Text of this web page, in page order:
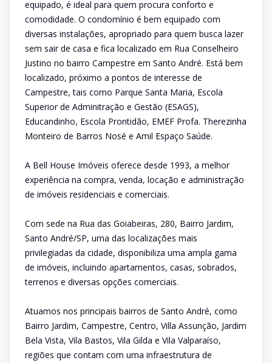
equipado, é ideal para quem procura conforto e
comodidade. O condomínio é bem equipado com
diversas instalações, apropriado para quem busca lazer
sem sair de casa e fica localizado em Rua Conselheiro
Justino no bairro Campestre em Santo André. Está bem
localizado, próximo a pontos de interesse de
Campestre, tais como Parque Santa Maria, Escola
Superior de Adminitração e Gestão (ESAGS),
Educandinho, Escola Prontidão, EMEF Profa. Therezinha
Monteiro de Barros Nosé e Amil Espaço Saúde.
A Bell House Imóveis oferece desde 1993, a melhor
experiência na compra, venda, locação e administração
de imóveis residenciais e comerciais.
Com sede na Rua das Goiabeiras, 280, Bairro Jardim,
Santo André/SP, uma das localizações mais
privilegiadas da cidade, disponibiliza uma ampla gama
de imóveis, incluindo apartamentos, casas, sobrados,
terrenos e diversas opções comerciais.
Atuamos nos principais bairros de Santo André, como
Bairro Jardim, Campestre, Centro, Villa Assunção, Jardim
Bela Vista, Vila Bastos, Vila Gilda e Vila Valparaíso,
regiões que contam com uma infraestrutura de